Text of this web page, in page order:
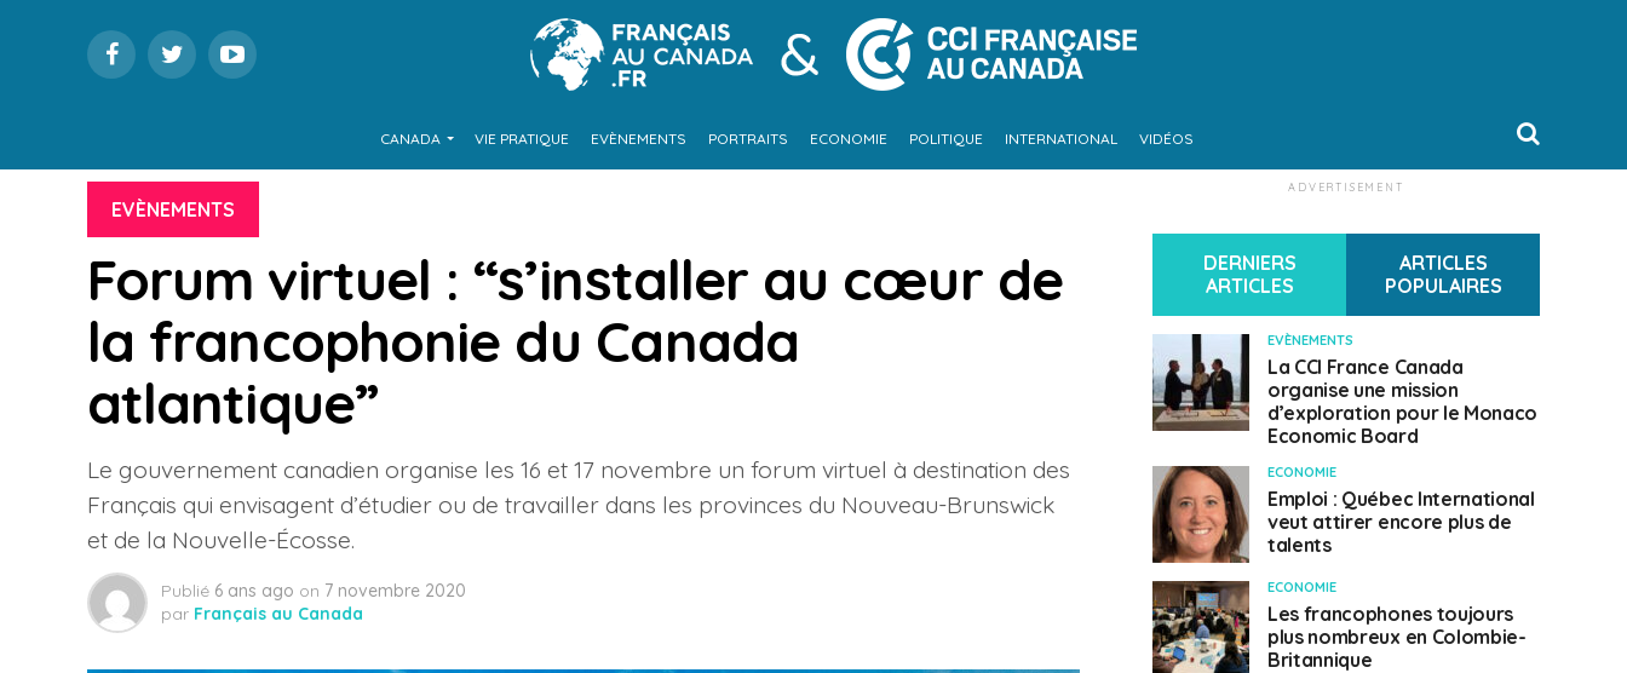
CANADA VIE PRATIQUE EVÈNEMENTS PORTRAITS ECONOMIE POLITIQUE INTERNATIONAL VIDÉOS
EVÈNEMENTS
Forum virtuel : “s’installer au cœur de
la francophonie du Canada
atlantique”
Le gouvernement canadien organise les 16 et 17 novembre un forum virtuel à destination des
Français qui envisagent d’étudier ou de travailler dans les provinces du Nouveau-Brunswick
et de la Nouvelle-Écosse.
Publié 6 ans ago on 7 novembre 2020
par Français au Canada
ADVERTISEMENT
DERNIERS
ARTICLES
ARTICLES
POPULAIRES
EVÈNEMENTS
La CCI France Canada
organise une mission
d’exploration pour le Monaco
Economic Board
ECONOMIE
Emploi : Québec International
veut attirer encore plus de
talents
ECONOMIE
Les francophones toujours
plus nombreux en Colombie-
Britannique